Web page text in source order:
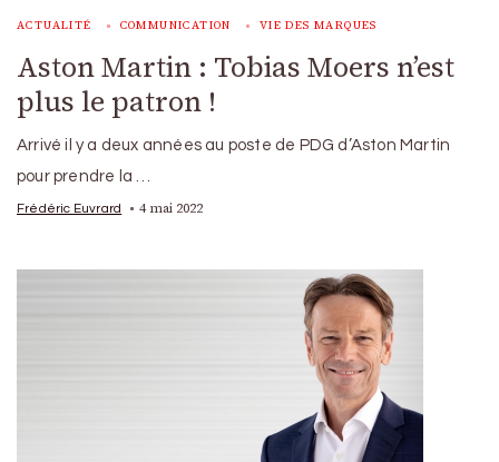
ACTUALITÉ COMMUNICATION VIE DES MARQUES
Aston Martin : Tobias Moers n’est
plus le patron !
Arrivé il y a deux années au poste de PDG d’Aston Martin
pour prendre la …
Frédéric Euvrard 4 mai 2022